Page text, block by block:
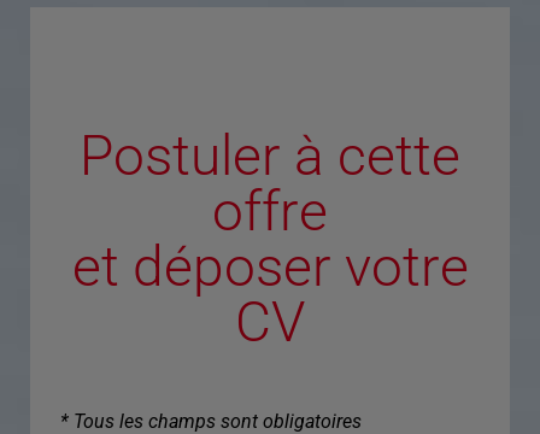
Postuler à cette
offre
et déposer votre
CV
* Tous les champs sont obligatoires